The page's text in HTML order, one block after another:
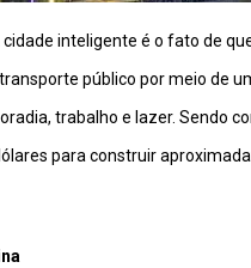
inteligente é o fato de
público por meio de
trabalho e lazer. Sendo
para construir